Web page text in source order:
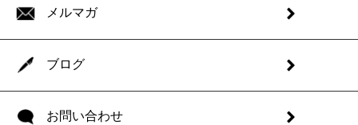
メルマガ
ブログ
お問い合わせ